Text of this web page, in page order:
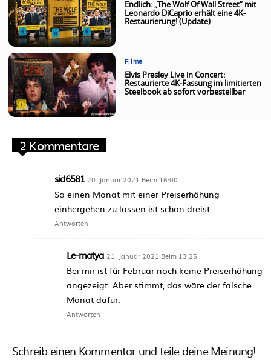
Endlich: „The Wolf Of Wall Street“ mit
Leonardo DiCaprio erhält eine 4K-
Restaurierung! (Update)
Filme
Elvis Presley Live in Concert:
Restaurierte 4K-Fassung im limitierten
Steelbook ab sofort vorbestellbar
2 Kommentare
sid6581 20. Januar 2021 Beim 16:00
So einen Monat mit einer Preiserhöhung
einhergehen zu lassen ist schon dreist.
Antworten
Le-matya 21. Januar 2021 Beim 13:25
Bei mir ist für Februar noch keine Preiserhöhung
angezeigt. Aber stimmt, das wäre der falsche
Monat dafür.
Antworten
Schreib einen Kommentar und teile deine Meinung!